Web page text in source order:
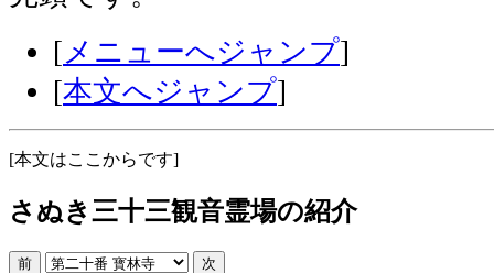
[ メニューへジャンプ]
[本文へジャンプ]
[本文はここからです]
さぬき三十三観音霊場の紹介